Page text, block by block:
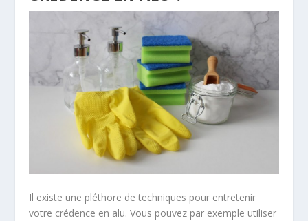
Il existe une pléthore de techniques pour entretenir
votre crédence en alu. Vous pouvez par exemple utiliser